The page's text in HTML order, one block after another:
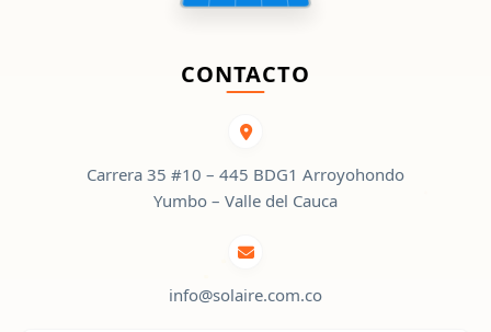
CONTACTO
Carrera 35 #10 – 445 BDG1 Arroyohondo
Yumbo – Valle del Cauca
info@solaire.com.co